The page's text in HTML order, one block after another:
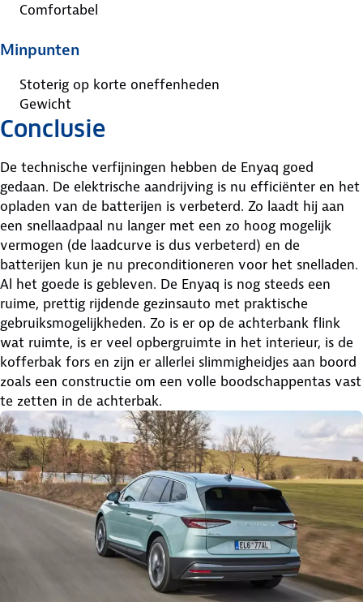
Comfortabel
Minpunten
Stoterig op korte oneffenheden
Gewicht
Conclusie
De technische verfijningen hebben de Enyaq goed
gedaan. De elektrische aandrijving is nu efficiënter en het
opladen van de batterijen is verbeterd. Zo laadt hij aan
een snellaadpaal nu langer met een zo hoog mogelijk
vermogen (de laadcurve is dus verbeterd) en de
batterijen kun je nu preconditioneren voor het snelladen.
Al het goede is gebleven. De Enyaq is nog steeds een
ruime, prettig rijdende gezinsauto met praktische
gebruiksmogelijkheden. Zo is er op de achterbank flink
wat ruimte, is er veel opbergruimte in het interieur, is de
kofferbak fors en zijn er allerlei slimmigheidjes aan boord
zoals een constructie om een volle boodschappentas vast
te zetten in de achterbak.